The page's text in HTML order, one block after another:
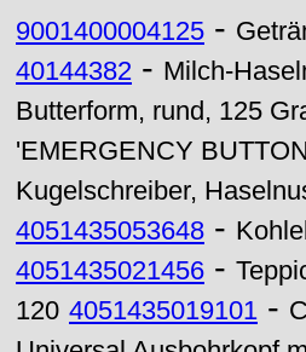
9001400004125 -
40144382 - Milch-
Butterform, rund, 125
'EMERGENCY
Kugelschreiber,
4051435053648 -
4051435021456 -
120 4051435019101 -